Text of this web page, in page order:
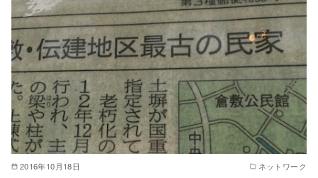
2016年10月18日 ネットワーク